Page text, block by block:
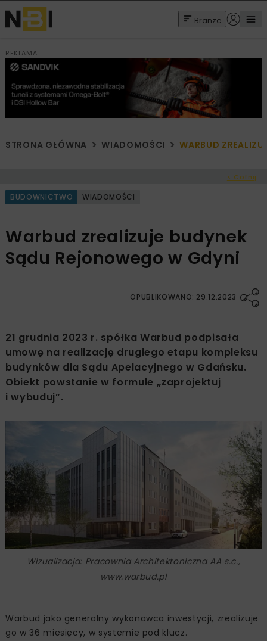
Branże
REKLAMA
STRONA GŁÓWNA WIADOMOŚCI WARBUD
< Cofnij
BUDOWNICTWO WIADOMOŚCI
Warbud zrealizuje budynek
Sądu Rejonowego w Gdyni
OPUBLIKOWANO: 29.12.2023
21 grudnia 2023 r. spółka Warbud podpisała
umowę na realizację drugiego etapu kompleksu
budynków dla Sądu Apelacyjnego w Gdańsku.
Obiekt powstanie w formule „zaprojektuj
i wybuduj”.
Wizualizacja: Pracownia Architektoniczna AA s.c.,
www.warbud.pl
Warbud jako generalny wykonawca inwestycji, zrealizuje
go w 36 miesięcy, w systemie pod klucz.